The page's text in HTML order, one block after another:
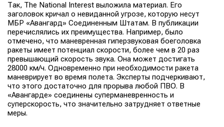
Так, The National Interest выложила материал. Его
заголовок кричал о невиданной угрозе, которую несут
МБР «Авангард» Соединенным Штатам. В публикации
перечислялись их преимущества. Например, было
отмечено, что маневренная гиперзвуковая боеголовка
ракеты имеет потенциал скорости, более чем в 20 раз
превышающий скорость звука. Она может достигать
28000 км/ч. Одновременно при необходимости ракета
маневрирует во время полета. Эксперты подчеркивают,
что этого достаточно для прорыва любой ПВО. В
«Авангарде» соединены суперманевренность и
суперскорость, что значительно затрудняет ответные
меры.